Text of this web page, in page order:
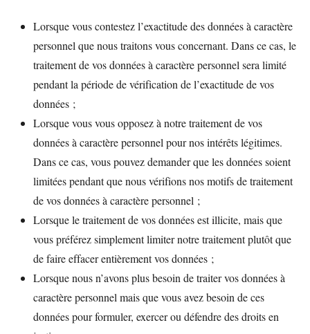
Lorsque vous contestez l’exactitude des données à caractère
personnel que nous traitons vous concernant. Dans ce cas, le
traitement de vos données à caractère personnel sera limité
pendant la période de vérification de l’exactitude de vos
données ;
Lorsque vous vous opposez à notre traitement de vos
données à caractère personnel pour nos intérêts légitimes.
Dans ce cas, vous pouvez demander que les données soient
limitées pendant que nous vérifions nos motifs de traitement
de vos données à caractère personnel ;
Lorsque le traitement de vos données est illicite, mais que
vous préférez simplement limiter notre traitement plutôt que
de faire effacer entièrement vos données ;
Lorsque nous n’avons plus besoin de traiter vos données à
caractère personnel mais que vous avez besoin de ces
données pour formuler, exercer ou défendre des droits en